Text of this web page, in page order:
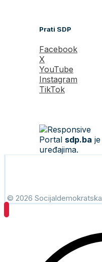
Prati SDP
Facebook
X
YouTube
Instagram
TikTok
Portal sdp.ba
uređajima.
© 2026